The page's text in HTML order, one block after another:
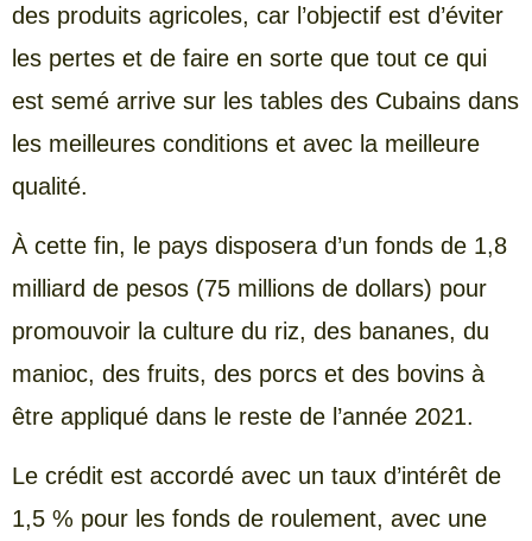
des produits agricoles, car l’objectif est d’éviter
les pertes et de faire en sorte que tout ce qui
est semé arrive sur les tables des Cubains dans
les meilleures conditions et avec la meilleure
qualité.
À cette fin, le pays disposera d’un fonds de 1,8
milliard de pesos (75 millions de dollars) pour
promouvoir la culture du riz, des bananes, du
manioc, des fruits, des porcs et des bovins à
être appliqué dans le reste de l’année 2021.
Le crédit est accordé avec un taux d’intérêt de
1,5 % pour les fonds de roulement, avec une